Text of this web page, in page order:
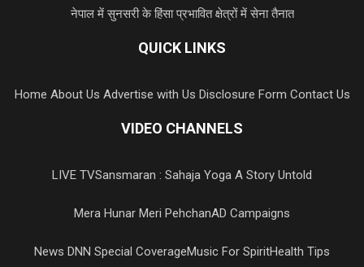
नेपाल में सुनसरी के हिंसा प्रभावित क्षेत्रों में सेना तैनात
QUICK LINKS
Home About Us Advertise with Us Disclosure Form Contact Us
VIDEO CHANNELS
LIVE TVSansmaran : Sahaja Yoga A Story Untold
Mera Hunar Meri PehchanAD Campaigns
News DNN Special CoverageMusic For SpiritHealth Tips